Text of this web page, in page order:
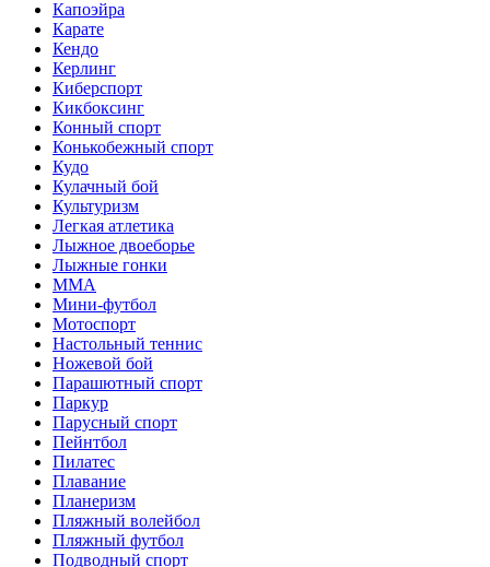
Капоэйра
Карате
Кендо
Керлинг
Киберспорт
Кикбоксинг
Конный спорт
Конькобежный спорт
Кудо
Кулачный бой
Культуризм
Легкая атлетика
Лыжное двоеборье
Лыжные гонки
ММА
Мини-футбол
Мотоспорт
Настольный теннис
Ножевой бой
Парашютный спорт
Паркур
Парусный спорт
Пейнтбол
Пилатес
Плавание
Планеризм
Пляжный волейбол
Пляжный футбол
Подводный спорт